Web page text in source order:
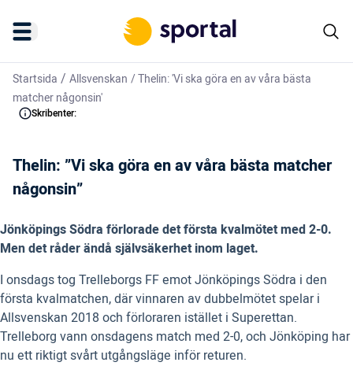
Startsida / Allsvenskan /Thelin: 'Vi ska göra en av våra bästa
matcher någonsin'
Skribenter:
Thelin: ”Vi ska göra en av våra bästa matcher
någonsin”
Jönköpings Södra förlorade det första kvalmötet med 2-0.
Men det råder ändå självsäkerhet inom laget.
I onsdags tog Trelleborgs FF emot Jönköpings Södra i den
första kvalmatchen, där vinnaren av dubbelmötet spelar i
Allsvenskan 2018 och förloraren istället i Superettan.
Trelleborg vann onsdagens match med 2-0, och Jönköping har
nu ett riktigt svårt utgångsläge inför returen.